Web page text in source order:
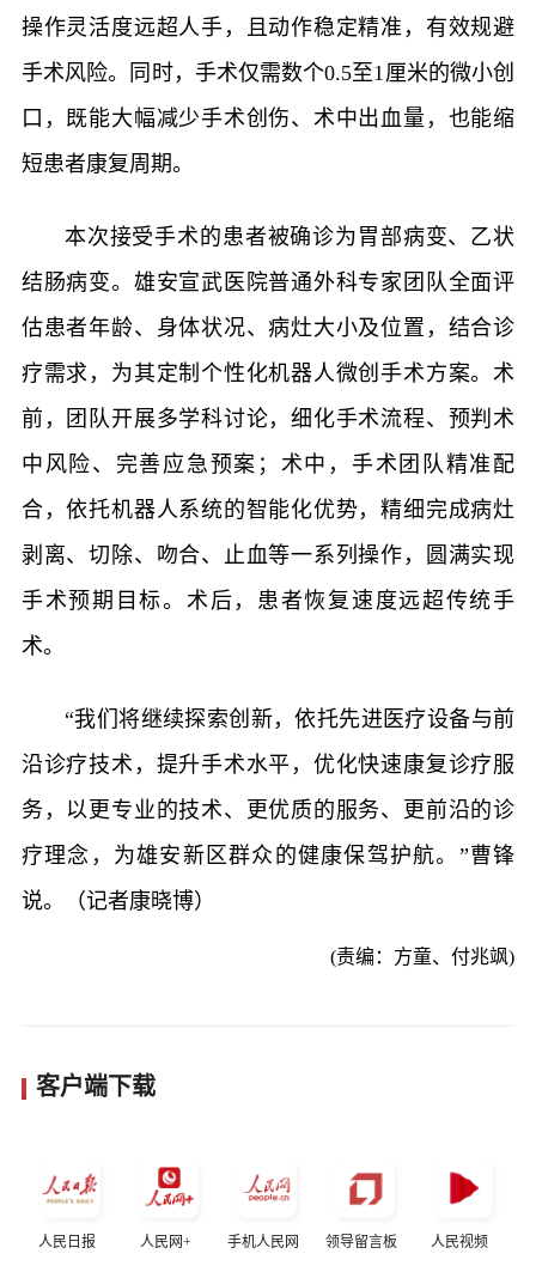
操作灵活度远超人手，且动作稳定精准，有效规避
手术风险。同时，手术仅需数个0.5至1厘米的微小创
口，既能大幅减少手术创伤、术中出血量，也能缩
短患者康复周期。
本次接受手术的患者被确诊为胃部病变、乙状
结肠病变。雄安宣武医院普通外科专家团队全面评
估患者年龄、身体状况、病灶大小及位置，结合诊
疗需求，为其定制个性化机器人微创手术方案。术
前，团队开展多学科讨论，细化手术流程、预判术
中风险、完善应急预案；术中，手术团队精准配
合，依托机器人系统的智能化优势，精细完成病灶
剥离、切除、吻合、止血等一系列操作，圆满实现
手术预期目标。术后，患者恢复速度远超传统手
术。
“我们将继续探索创新，依托先进医疗设备与前
沿诊疗技术，提升手术水平，优化快速康复诊疗服
务，以更专业的技术、更优质的服务、更前沿的诊
疗理念，为雄安新区群众的健康保驾护航。”曹锋
说。（记者康晓博）
(责编：方童、付兆飒)
客户端下载
人民日报 人民网+ 手机人民网 领导留言板 人民视频